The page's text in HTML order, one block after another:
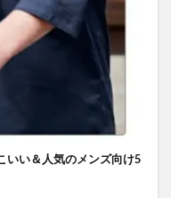
いい＆人気のメンズ向け5